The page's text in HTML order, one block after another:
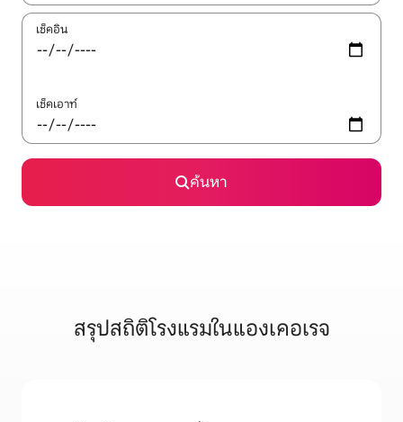
เช็คอิน
เช็คเอาท์
ค้นหา
สรุปสถิติโรงแรมในแองเคอเรจ